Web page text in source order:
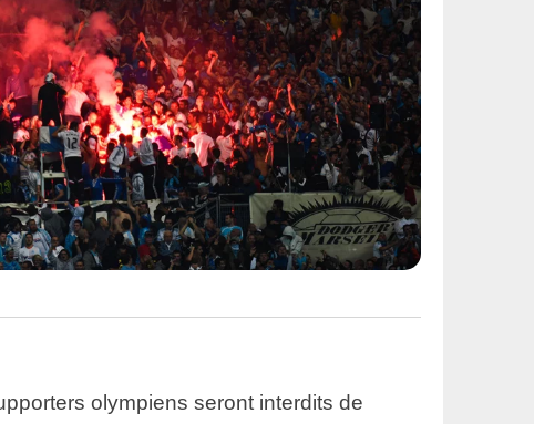
olympiens seront interdits de